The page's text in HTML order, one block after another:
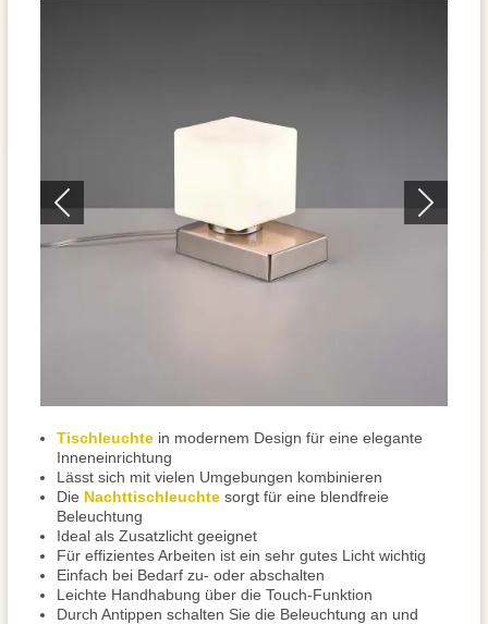
Tischleuchte in modernem Design für eine elegante
Inneneinrichtung
Lässt sich mit vielen Umgebungen kombinieren
Die Nachttischleuchte sorgt für eine blendfreie
Beleuchtung
Ideal als Zusatzlicht geeignet
Für effizientes Arbeiten ist ein sehr gutes Licht wichtig
Einfach bei Bedarf zu- oder abschalten
Leichte Handhabung über die Touch-Funktion
Durch Antippen schalten Sie die Beleuchtung an und